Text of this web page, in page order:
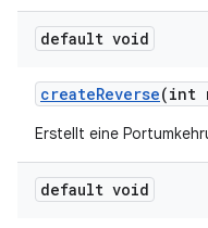
default void
createReverse(int
Erstellt eine
default void